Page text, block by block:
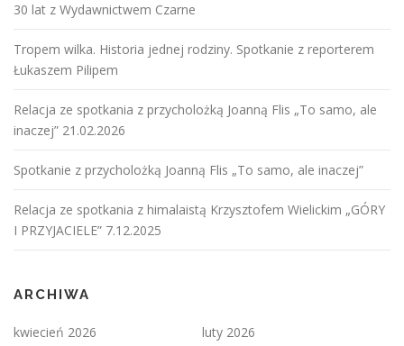
30 lat z Wydawnictwem Czarne
Tropem wilka. Historia jednej rodziny. Spotkanie z reporterem
Łukaszem Pilipem
Relacja ze spotkania z przycholożką Joanną Flis „To samo, ale
inaczej” 21.02.2026
Spotkanie z przycholożką Joanną Flis „To samo, ale inaczej”
Relacja ze spotkania z himalaistą Krzysztofem Wielickim „GÓRY
I PRZYJACIELE” 7.12.2025
ARCHIWA
kwiecień 2026
luty 2026